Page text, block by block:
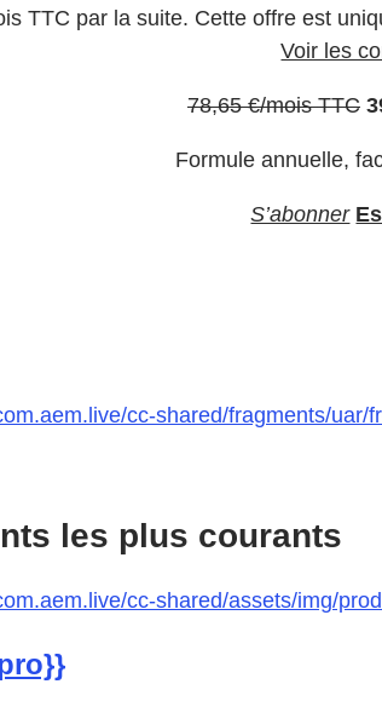
TTC par la suite. Cette offre est
Voir les
Prix habituel
78,65 €/mois TTC
Formule annuelle,
S’abonner
cc-shared/fragments/uar/
les plus courants
cc-shared/assets/img/